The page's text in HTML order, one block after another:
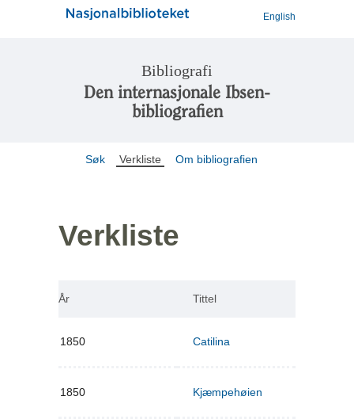
English
Bibliografi
Den internasjonale Ibsen-
bibliografien
Søk Verkliste Om bibliografien
Verkliste
År Tittel
1850 Catilina
1850 Kjæmpehøien